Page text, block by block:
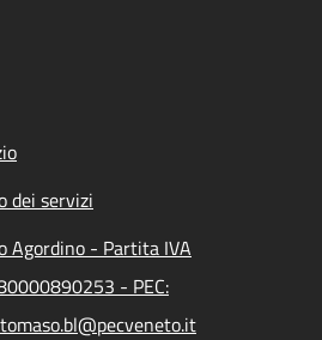
dei servizi
Agordino - Partita IVA
- PEC: